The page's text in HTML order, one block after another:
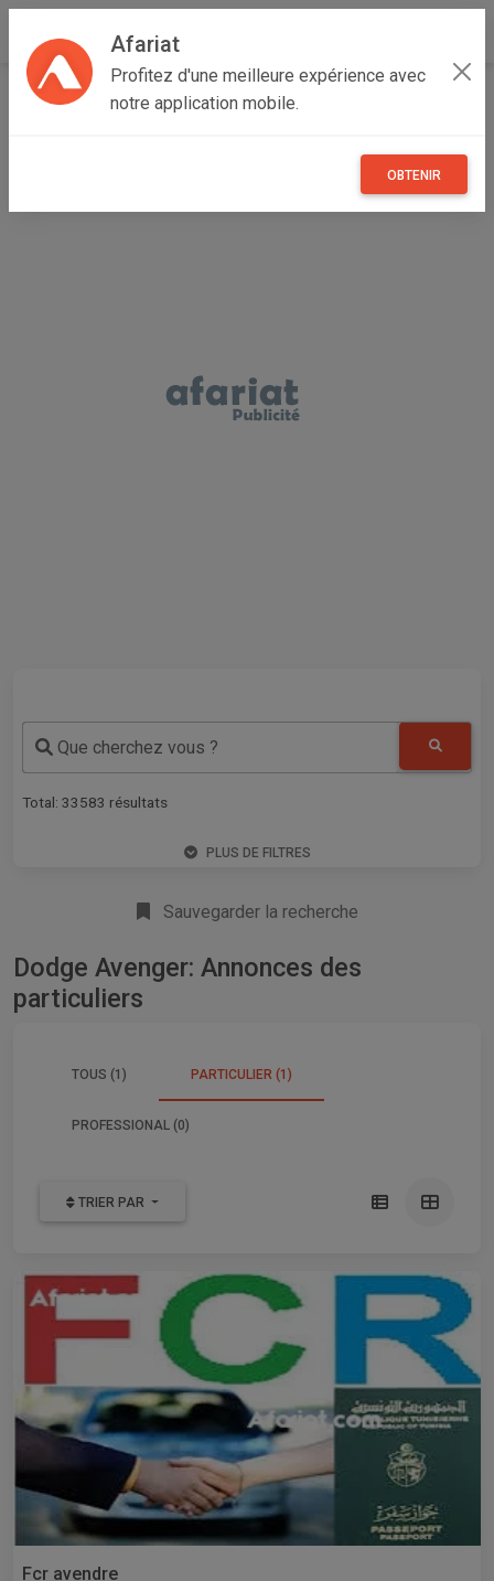
Afariat
Profitez d'une meilleure expérience avec
notre application mobile.
OBTENIR
Accueil Recherche Particulier
Que cherchez vous ?
Total: 33583 résultats
PLUS DE FILTRES
Sauvegarder la recherche
Dodge Avenger: Annonces des
particuliers
TOUS (1) PARTICULIER (1)
PROFESSIONAL (0)
TRIER PAR
Fcr avendre